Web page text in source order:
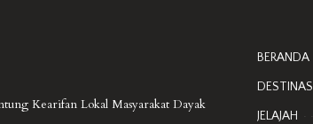
Kearifan Lokal Masyarakat Dayak
BERANDA
DESTINASI
JELAJAH